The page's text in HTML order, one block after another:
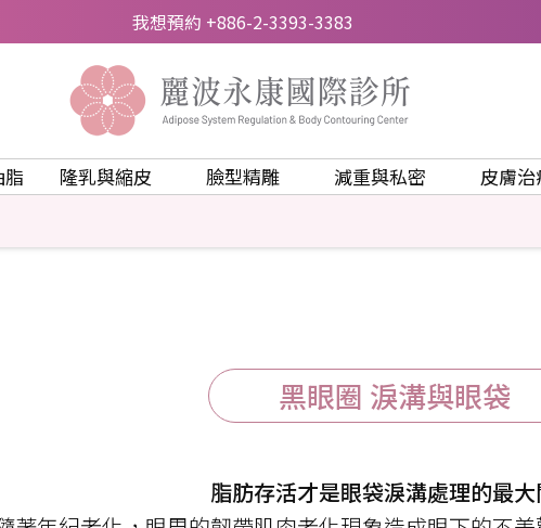
我想預約 +886-2-3393-3383
隆乳與縮皮 臉型精雕 減重與私密 皮膚治
黑眼圈 淚溝與眼袋
脂肪存活才是眼袋淚溝處理的最